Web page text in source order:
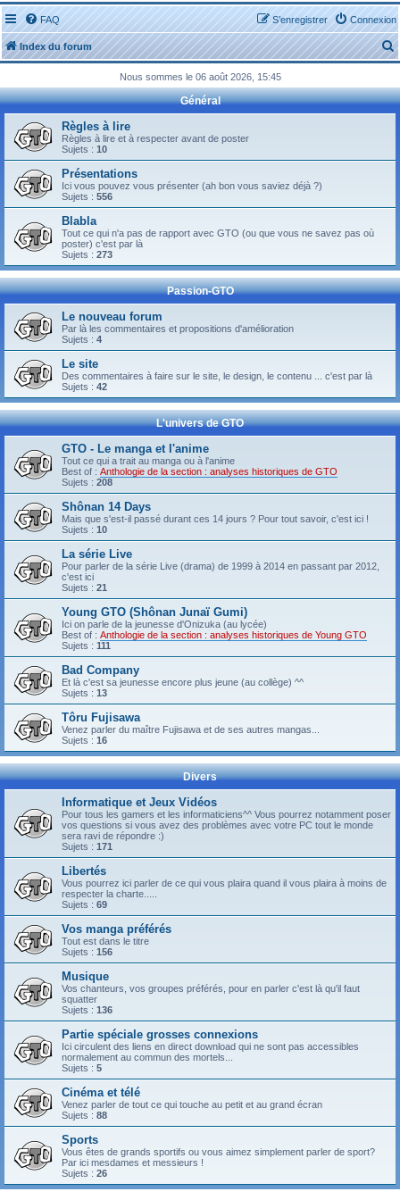
FAQ Connexion
S’enregistrer
Index du forum
e
c
Nous sommes le 06 août 2026, 15:45
Général
Règles à lire
Règles à lire et à respecter avant de poster
Sujets : 10
Présentations
Ici vous pouvez vous présenter (ah bon vous saviez déjà ?)
Sujets : 556
Blabla
Tout ce qui n'a pas de rapport avec GTO (ou que vous ne savez pas où
poster) c'est par là
Sujets : 273
Passion-GTO
Le nouveau forum
Par là les commentaires et propositions d'amélioration
Sujets : 4
Le site
Des commentaires à faire sur le site, le design, le contenu ... c'est par là
Sujets : 42
L'univers de GTO
GTO - Le manga et l'anime
Tout ce qui a trait au manga ou à l'anime
Best of : Anthologie de la section : analyses historiques de GTO
Sujets : 208
Shônan 14 Days
Mais que s'est-il passé durant ces 14 jours ? Pour tout savoir, c'est ici !
Sujets : 10
La série Live
Pour parler de la série Live (drama) de 1999 à 2014 en passant par 2012,
c'est ici
Sujets : 21
Young GTO (Shônan Junaï Gumi)
Ici on parle de la jeunesse d'Onizuka (au lycée)
Best of : Anthologie de la section : analyses historiques de Young GTO
Sujets : 111
Bad Company
Et là c'est sa jeunesse encore plus jeune (au collège) ^^
Sujets : 13
Tôru Fujisawa
Venez parler du maître Fujisawa et de ses autres mangas...
Sujets : 16
Divers
Informatique et Jeux Vidéos
Pour tous les gamers et les informaticiens^^ Vous pourrez notamment poser
vos questions si vous avez des problèmes avec votre PC tout le monde
sera ravi de répondre :)
Sujets : 171
Libertés
Vous pourrez ici parler de ce qui vous plaira quand il vous plaira à moins de
respecter la charte.....
Sujets : 69
Vos manga préférés
Tout est dans le titre
Sujets : 156
Musique
Vos chanteurs, vos groupes préférés, pour en parler c'est là qu'il faut
squatter
Sujets : 136
Partie spéciale grosses connexions
Ici circulent des liens en direct download qui ne sont pas accessibles
normalement au commun des mortels...
Sujets : 5
Cinéma et télé
Venez parler de tout ce qui touche au petit et au grand écran
Sujets : 88
Sports
Vous êtes de grands sportifs ou vous aimez simplement parler de sport?
Par ici mesdames et messieurs !
Sujets : 26